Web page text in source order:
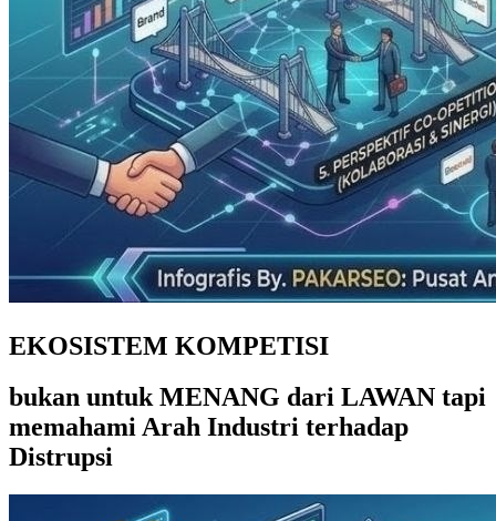
EKOSISTEM KOMPETISI
bukan untuk MENANG dari LAWAN tapi
memahami Arah Industri terhadap
Distrupsi